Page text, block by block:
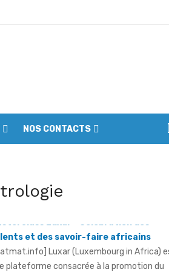
du parc
NOS CONTACTS
Luxar - Célébration des
et des savoir-faire africains
africain, à la valorisation des métiers ...
de l'environnement - La Roots